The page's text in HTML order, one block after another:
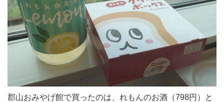
郡山おみやげ館で買ったのは、れもんのお酒（798円）と